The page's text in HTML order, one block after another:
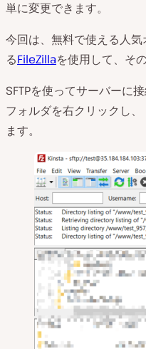
単に変更できます。
今回は、無料で使える人
るFileZillaを使用して、そ
SFTPを使ってサーバーに
フォルダを右クリックし、
ます。